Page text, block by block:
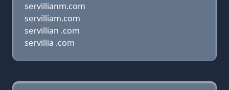
servillianm.com
servilliam.com
servillian .com
servillia .com